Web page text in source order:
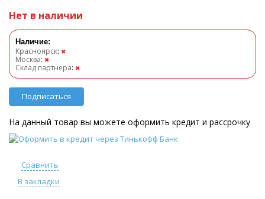
Нет в наличии
Наличие:
Красноярск: ✖
Москва: ✖
Склад партнера: ✖
Подписаться
На данный товар вы можете оформить кредит и рассрочку
Сравнить
В закладки